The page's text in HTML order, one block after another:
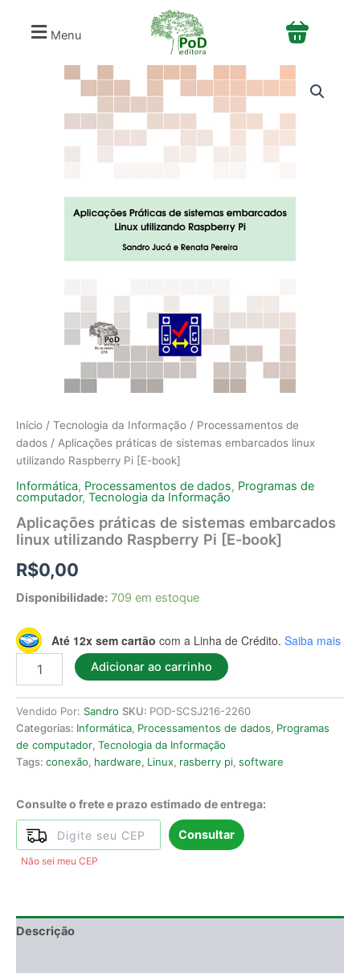
Menu
Início / Tecnologia da Informação / Processamentos de
dados / Aplicações práticas de sistemas embarcados linux
utilizando Raspberry Pi [E-book]
Informática, Processamentos de dados, Programas de
computador, Tecnologia da Informação
Aplicações práticas de sistemas embarcados
linux utilizando Raspberry Pi [E-book]
R$0,00
Disponibilidade: 709 em estoque
Até 12x sem cartão com a Linha de Crédito. Saiba mais
Adicionar ao carrinho
Vendido Por: Sandro SKU: POD-SCSJ216-2260
Categorias: Informática, Processamentos de dados, Programas
de computador, Tecnologia da Informação
Tags: conexão, hardware, Linux, rasberry pi, software
Consulte o frete e prazo estimado de entrega:
Consultar
Não sei meu CEP
Descrição